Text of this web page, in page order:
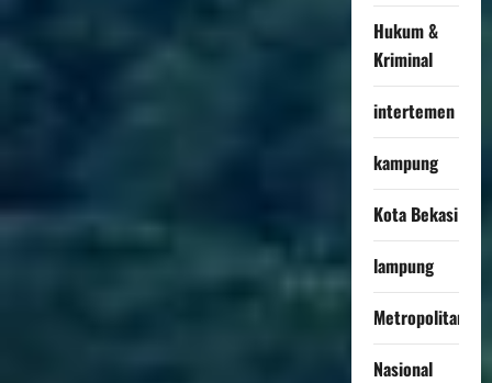
Hukum &
Kriminal
intertemen
kampung
Kota Bekasi
lampung
Metropolitan
Nasional